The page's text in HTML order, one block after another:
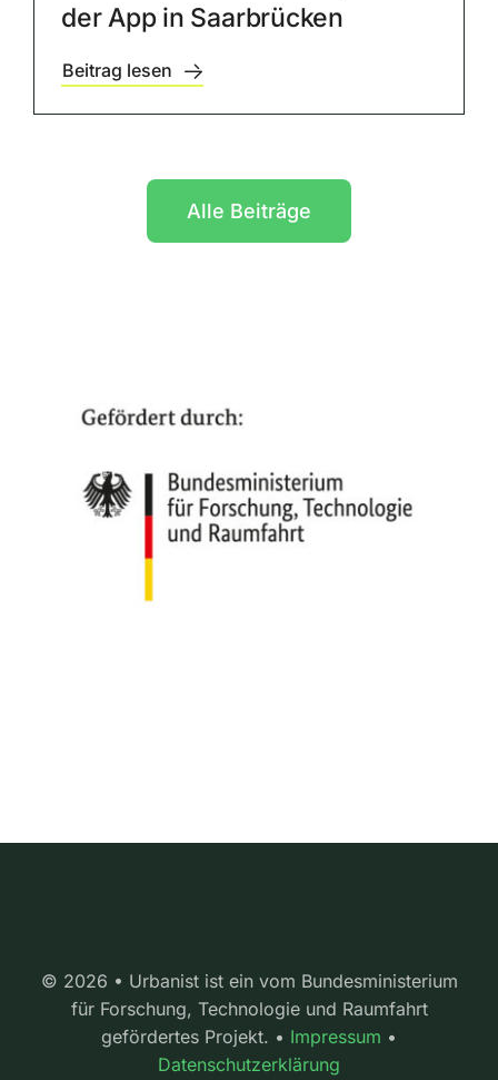
der App in Saarbrücken
Beitrag lesen
Alle Beiträge
© 2026 • Urbanist ist ein vom Bundesministerium
für Forschung, Technologie und Raumfahrt
gefördertes Projekt. • Impressum •
Datenschutzerklärung